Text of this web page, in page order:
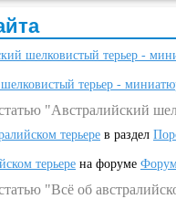
шелковистый терьер -
терьер -
"Австралийский
терьере в раздел
терьере на форуме
"Всё об